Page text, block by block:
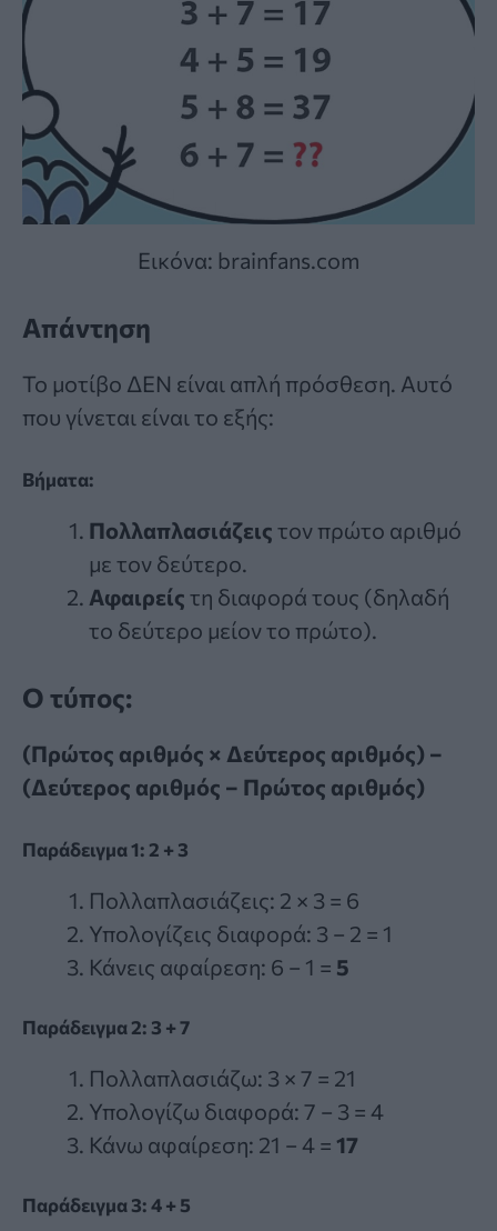
Εικόνα: brainfans.com
Απάντηση
Το μοτίβο ΔΕΝ είναι απλή πρόσθεση. Αυτό
που γίνεται είναι το εξής:
Βήματα:
Πολλαπλασιάζεις τον πρώτο αριθμό
με τον δεύτερο.
Αφαιρείς τη διαφορά τους (δηλαδή
το δεύτερο μείον το πρώτο).
Ο τύπος:
(Πρώτος αριθμός × Δεύτερος αριθμός) −
(Δεύτερος αριθμός − Πρώτος αριθμός)
Παράδειγμα 1: 2 + 3
Πολλαπλασιάζεις: 2 × 3 = 6
Υπολογίζεις διαφορά: 3 − 2 = 1
Κάνεις αφαίρεση: 6 − 1 = 5
Παράδειγμα 2: 3 + 7
Πολλαπλασιάζω: 3 × 7 = 21
Υπολογίζω διαφορά: 7 − 3 = 4
Κάνω αφαίρεση: 21 − 4 = 17
Παράδειγμα 3: 4 + 5